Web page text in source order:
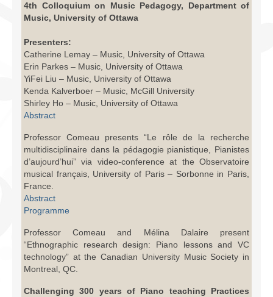
Ressources
Archives
Carte du site
Donner
4th Colloquium on Music Pedagogy, Department of
Music, University of Ottawa
Presenters:
Catherine Lemay – Music, University of Ottawa
Erin Parkes – Music, University of Ottawa
YiFei Liu – Music, University of Ottawa
Kenda Kalverboer – Music, McGill University
Shirley Ho – Music, University of Ottawa
Abstract
Professor Comeau presents “Le rôle de la recherche
multidisciplinaire dans la pédagogie pianistique, Pianistes
d’aujourd’hui” via video-conference at the Observatoire
musical français, University of Paris – Sorbonne in Paris,
France.
Abstract
Programme
Professor Comeau and Mélina Dalaire present
“Ethnographic research design: Piano lessons and VC
technology” at the Canadian University Music Society in
Montreal, QC.
Challenging 300 years of Piano teaching Practices